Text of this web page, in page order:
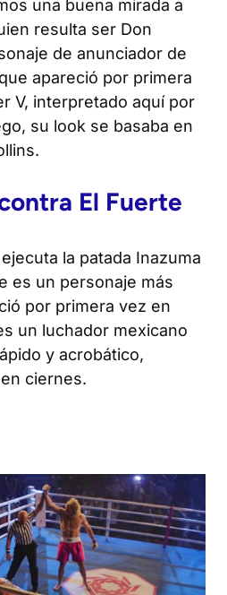
una buena mirada a
resulta ser Don
de anunciador de
apareció por primera
V, interpretado aquí por
su look se basaba en
El Fuerte
la patada Inazuma
es un personaje más
por primera vez en
un luchador mexicano
y acrobático,
ciernes.